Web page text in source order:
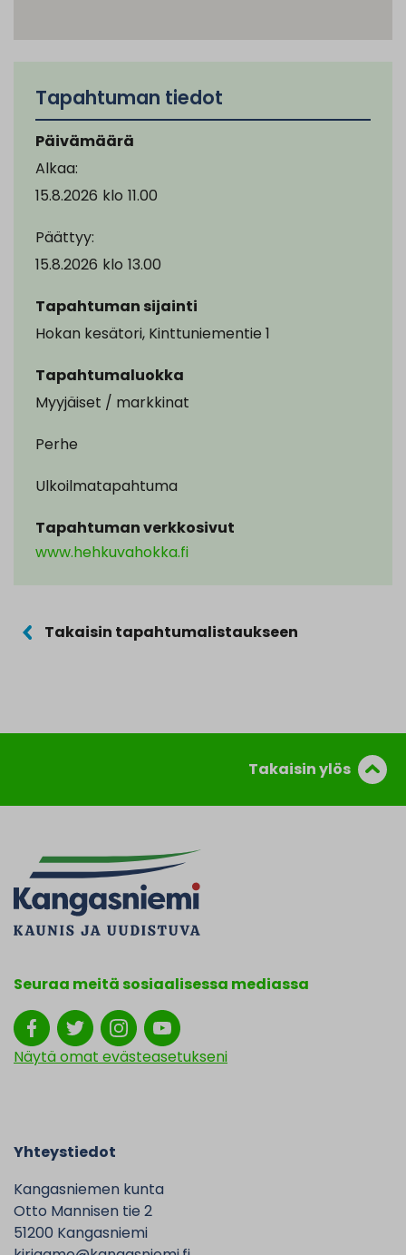
Tapahtuman tiedot
Päivämäärä
Alkaa:
15.8.2026 klo 11.00
Päättyy:
15.8.2026 klo 13.00
Tapahtuman sijainti
Hokan kesätori, Kinttuniementie 1
Tapahtumaluokka
Myyjäiset / markkinat
Perhe
Ulkoilmatapahtuma
Tapahtuman verkkosivut
www.hehkuvahokka.fi
Takaisin tapahtumalistaukseen
Takaisin ylös
Seuraa meitä sosiaalisessa mediassa
Näytä omat evästeasetukseni
Yhteystiedot
Kangasniemen kunta
Otto Mannisen tie 2
51200 Kangasniemi